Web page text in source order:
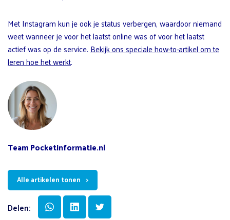
Met Instagram kun je ook je status verbergen, waardoor niemand
weet wanneer je voor het laatst online was of voor het laatst
actief was op de service. Bekijk ons ​​speciale how-to-artikel om te
leren hoe het werkt.
Team Pocketinformatie.nl
Alle artikelen tonen
Delen: